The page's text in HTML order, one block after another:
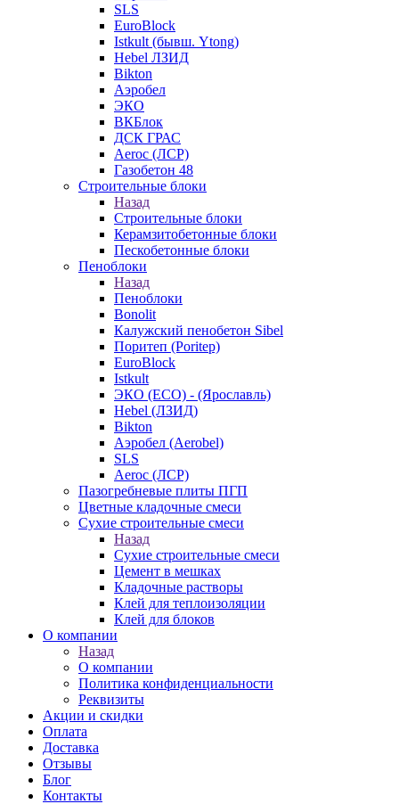
SLS
EuroBlock
Istkult (бывш. Ytong)
Hebel ЛЗИД
Bikton
Аэробел
ЭКО
ВКБлок
ДСК ГРАС
Aeroc (ЛСР)
Газобетон 48
Строительные блоки
Назад
Строительные блоки
Керамзитобетонные блоки
Пескобетонные блоки
Пеноблоки
Назад
Пеноблоки
Bonolit
Калужский пенобетон Sibel
Поритеп (Poritep)
EuroBlock
Istkult
ЭКО (ECO) - (Ярославль)
Hebel (ЛЗИД)
Bikton
Аэробел (Aerobel)
SLS
Aeroc (ЛСР)
Пазогребневые плиты ПГП
Цветные кладочные смеси
Сухие строительные смеси
Назад
Сухие строительные смеси
Цемент в мешках
Кладочные растворы
Клей для теплоизоляции
Клей для блоков
О компании
Назад
О компании
Политика конфиденциальности
Реквизиты
Акции и скидки
Оплата
Доставка
Отзывы
Блог
Контакты